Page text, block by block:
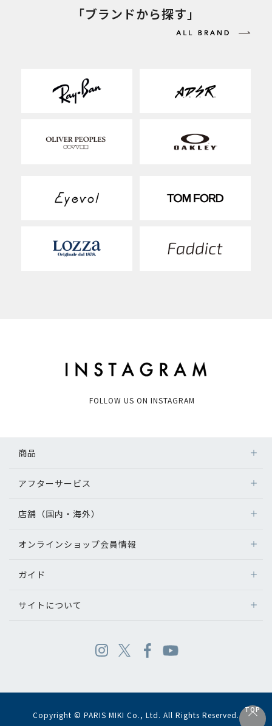
「ブランドから探す」
FOLLOW US ON INSTAGRAM
TOP
商品
アフターサービス
店舗（国内・海外）
オンラインショップ会員情報
ガイド
サイトについて
Copyright © PARIS MIKI Co., Ltd. All Rights Reserved.